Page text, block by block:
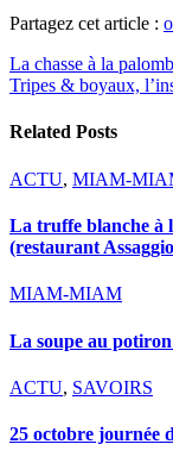
Partagez cet article :
La chasse à la
Tripes & boyaux,
Related Posts
ACTU, MIAM-
La truffe blanche à
(restaurant
MIAM-MIAM
La soupe au
ACTU, SAVOIRS
25 octobre journée